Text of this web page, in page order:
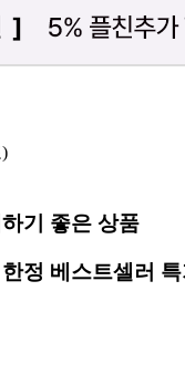
기 좋은 상품
정 베스트셀러